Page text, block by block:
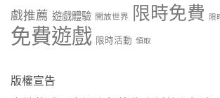
戲推薦 遊戲體驗 開放世界 限時免費 限
免費遊戲 限時活動 領取
版權宣告